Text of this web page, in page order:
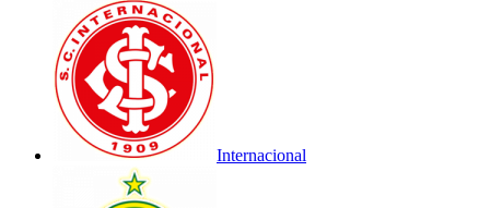
Internacional